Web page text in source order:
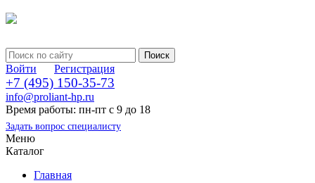
Войти Регистрация
+7 (495) 150-35-73
info@proliant-hp.ru
Время работы: пн-пт с 9 до 18
Задать вопрос специалисту
Меню
Каталог
Главная